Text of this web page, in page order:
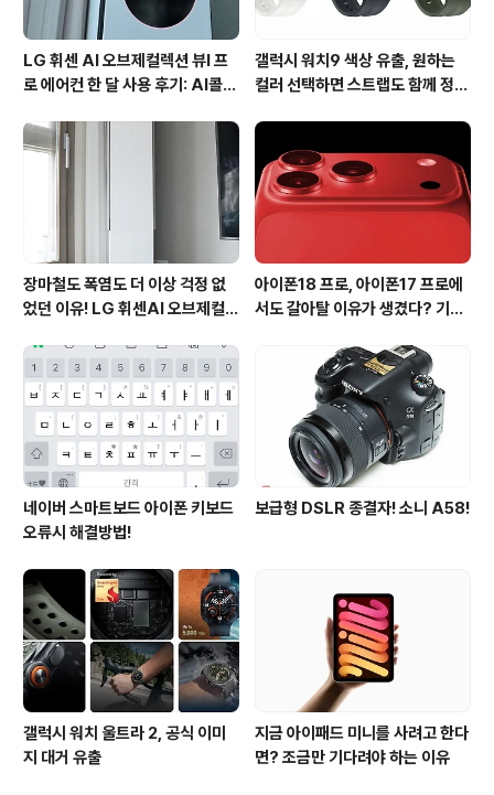
LG 휘센 AI 오브제컬렉션 뷰I 프
로 에어컨 한 달 사용 후기: AI콜드
갤럭시 워치9 색상 유출, 원하는
컬러 선택하면 스트랩도 함께 정해
장마철도 폭염도 더 이상 걱정 없
었던 이유! LG 휘센AI 오브제컬렉
사용 후기
아이폰18 프로, 아이폰17 프로에
서도 갈아탈 이유가 생겼다? 기대
네이버 스마트보드 아이폰 키보드
오류시 해결방법!
보급형 DSLR 종결자! 소니 A58!
갤럭시 워치 울트라 2, 공식 이미
지 대거 유출
지금 아이패드 미니를 사려고 한다
면? 조금만 기다려야 하는 이유